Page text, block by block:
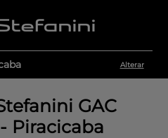
Alterar
GAC
Piracicaba